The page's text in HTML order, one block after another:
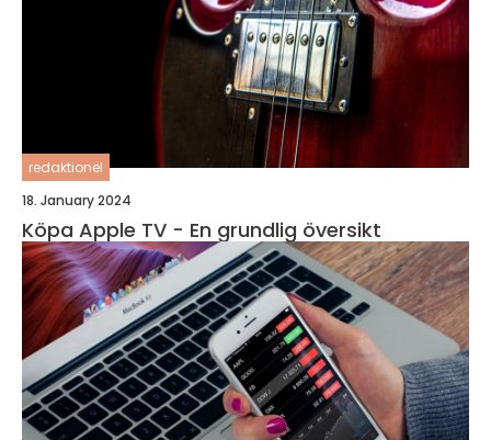
redaktionel
18. January 2024
Köpa Apple TV - En grundlig översikt